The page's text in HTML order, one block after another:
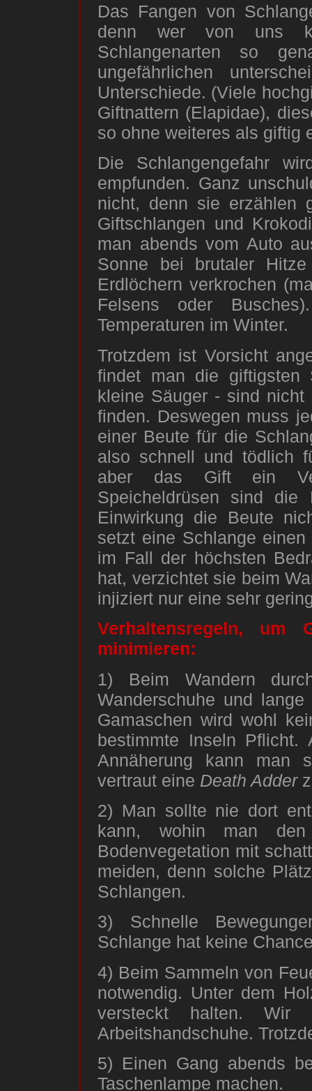
Das Fangen von
denn wer von uns
Schlangenarten so
ungefährlichen
Unterschiede. (Viele
Giftnattern (Elapidae),
so ohne weiteres als giftig
Die Schlangengefahr
empfunden. Ganz
nicht, denn sie erzählen
Giftschlangen und
man abends vom Auto
Sonne bei brutaler
Erdlöchern verkrochen
Felsens oder
Temperaturen im Winter.
Trotzdem ist Vorsicht
findet man die giftigsten
kleine Säuger - sind
finden. Deswegen muss
einer Beute für die
also schnell und tödlich
aber das Gift ein
Speicheldrüsen sind die
Einwirkung die Beute
setzt eine Schlange
im Fall der höchsten
hat, verzichtet sie beim
injiziert nur eine sehr
Verhaltensregeln, um
minimieren:
1) Beim Wandern
Wanderschuhe und
Gamaschen wird wohl
bestimmte Inseln
Annäherung kann man
vertraut eine Death Adder
2) Man sollte nie dort
kann, wohin man
Bodenvegetation mit
meiden, denn solche
Schlangen.
3) Schnelle
Schlange hat keine
4) Beim Sammeln von
notwendig. Unter dem
versteckt halten. Wir
Arbeitshandschuhe.
5) Einen Gang abends
Taschenlampe machen.